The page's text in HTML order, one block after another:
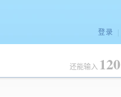
登录
还能输入 120